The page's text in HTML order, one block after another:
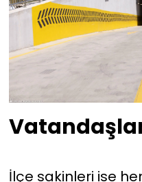
İlçe sakinleri ise